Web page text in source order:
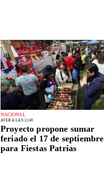
NACIONAL
AYER A LAS 12:40
Proyecto propone sumar
feriado el 17 de septiembre
para Fiestas Patrias